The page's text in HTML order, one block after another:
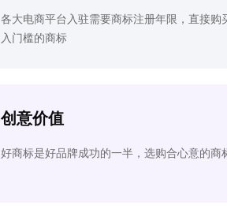
各大电商平台入驻需要商标注册年限，直接购
入门槛的商标
创意价值
好商标是好品牌成功的一半，选购合心意的商